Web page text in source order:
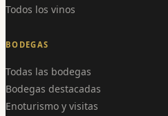
Todos los vinos
BODEGAS
Todas las bodegas
Bodegas destacadas
Enoturismo y visitas